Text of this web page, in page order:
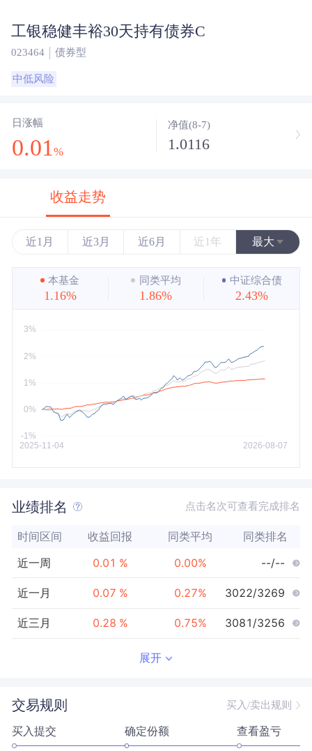
工银稳健丰裕30天持有债券C
023464 债券型
中低风险
日涨幅
0.01 %
净值(8-7)
1.0116
收益走势
近1月 近3月 近6月 近1年 最大
近3年
近5年
本基金
1.16%
同类平均
1.86%
中证综合债
2.43%
业绩排名 点击名次可查看完成排名
时间区间 收益回报 同类平均 同类排名
近一周 0.01 % 0.00% --/--
近一月 0.07 % 0.27% 3022/3269
近三月 0.28 % 0.75% 3081/3256
近三年 --/--
近五年 -- 0.00% --/--
展开
交易规则 买入/卖出规则
买入提交 确定份额 查看盈亏